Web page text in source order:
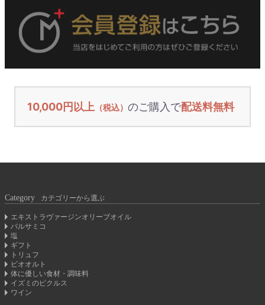
10,000円以上 （税込） のご購入で配送料無料
Category カテゴリーから選ぶ
エキストラヴァージンオリーブオイル
バルサミコ
塩
ギフト
トリュフ
ビオオルト
体に優しい食材・調味料
イズミのピクルス
ワイン